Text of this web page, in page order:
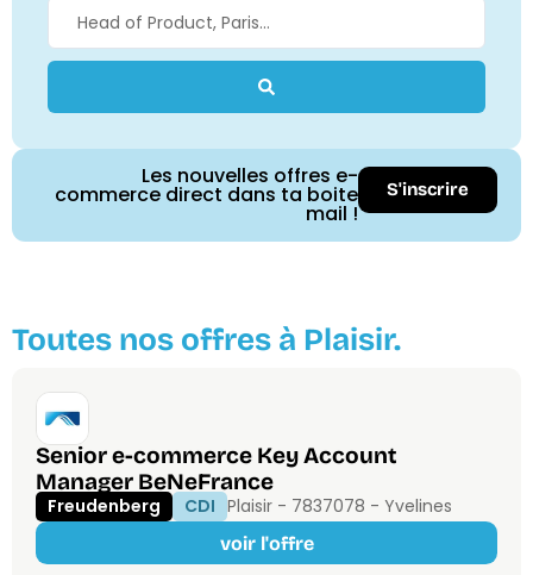
Les nouvelles offres e-
commerce direct dans ta boite
mail !
S'inscrire
Toutes nos offres à Plaisir.
Senior e-commerce Key Account
Manager BeNeFrance
Freudenberg CDI Plaisir - 7837078 - Yvelines
voir l'offre